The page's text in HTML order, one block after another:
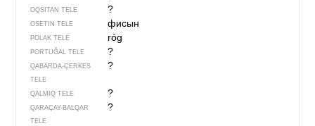
OQSITAN TELE ?
OSETIN TELE фисын
POLAK TELE róg
PORTUĞAL TELE ?
QABARDA-ÇERKES
TELE
?
QALMIQ TELE ?
QARAÇAY-BALQAR
TELE
?